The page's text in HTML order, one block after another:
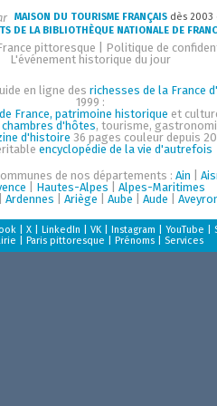
MAISON DU TOURISME FRANÇAIS dès
DE LA BIBLIOTHÈQUE NATIONALE DE
pittoresque
Politique de
L'événement historique du jour
en ligne des richesses de la France
1999 :
France, patrimoine historique et
d'hôtes, tourisme,
d'histoire 36 pages couleur depuis
encyclopédie de la vie d'autrefois
de nos départements : Ain
Hautes-Alpes
Alpes-Maritimes
Ardennes Ariège Aube Aude
| X| LinkedIn VK| Instagram YouTube
Paris pittoresque Prénoms| Services